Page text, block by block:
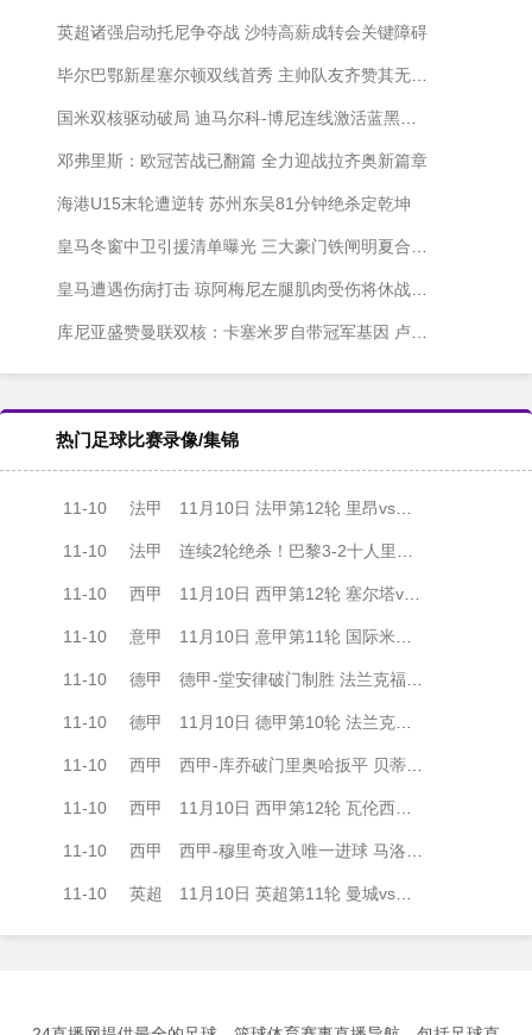
英超诸强启动托尼争夺战 沙特高薪成转会关键障碍
毕尔巴鄂新星塞尔顿双线首秀 主帅队友齐赞其无畏精神
国米双核驱动破局 迪马尔科-博尼连线激活蓝黑新火力
邓弗里斯：欧冠苦战已翻篇 全力迎战拉齐奥新篇章
海港U15末轮遭逆转 苏州东吴81分钟绝杀定乾坤
皇马冬窗中卫引援清单曝光 三大豪门铁闸明夏合同到期
皇马遭遇伤病打击 琼阿梅尼左腿肌肉受伤将休战三周
库尼亚盛赞曼联双核：卡塞米罗自带冠军基因 卢克-肖成最佳拍档
热门足球比赛录像/集锦
11-10 法甲 11月10日 法甲第12轮 里昂vs巴黎圣日耳曼 全场录像
11-10 法甲 连续2轮绝杀！巴黎3-2十人里昂2分领跑 内维斯绝杀埃梅里K77破门
11-10 西甲 11月10日 西甲第12轮 塞尔塔vs巴塞罗那 全场录像
11-10 意甲 11月10日 意甲第11轮 国际米兰vs拉齐奥 全场录像
11-10 德甲 德甲-堂安律破门制胜 法兰克福1-0美因茨终结三场不胜
11-10 德甲 11月10日 德甲第10轮 法兰克福vs美因茨 全场录像
11-10 西甲 西甲-库乔破门里奥哈扳平 贝蒂斯1-1战平瓦伦西亚
11-10 西甲 11月10日 西甲第12轮 瓦伦西亚vs皇家贝蒂斯 全场录像
11-10 西甲 西甲-穆里奇攻入唯一进球 马洛卡主场1-0赫塔费
11-10 英超 11月10日 英超第11轮 曼城vs利物浦 全场录像